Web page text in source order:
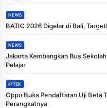
NEWS
BATIC 2026 Digelar di Bali,
NEWS
Jakarta Kembangkan Bus
Pelajar
IPTEK
Oppo Buka Pendaftaran Uji Beta
Perangkatnya